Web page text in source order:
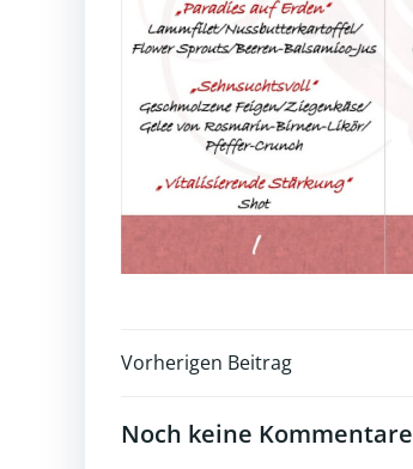
Post
navigation
Vorherigen Beitrag
Noch keine Kommentare